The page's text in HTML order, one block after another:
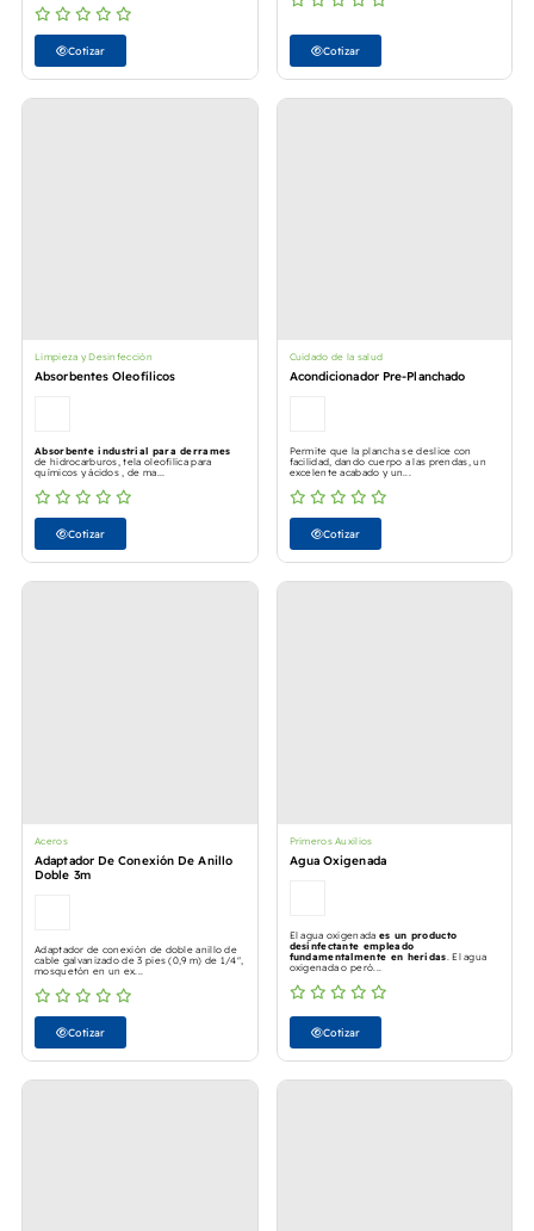
Cotizar Cotizar
Limpieza y Desinfección
Absorbentes Oleofílicos
Absorbente industrial para derrames
de hidrocarburos, tela oleofilica para
químicos y ácidos , de ma...
Cotizar
Cuidado de la salud
Acondicionador Pre-Planchado
Permite que la plancha se deslice con
facilidad, dando cuerpo a las prendas, un
excelente acabado y un...
Cotizar
Aceros
Adaptador De Conexión De Anillo
Doble 3m
Adaptador de conexión de doble anillo de
cable galvanizado de 3 pies (0,9 m) de 1/4",
mosquetón en un ex...
Cotizar
Primeros Auxilios
Agua Oxigenada
El agua oxigenada es un producto
desinfectante empleado
fundamentalmente en heridas . El agua
oxigenada o peró...
Cotizar